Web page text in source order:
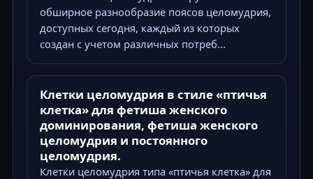
обширное разнообразие поясов целомудрия,
доступных сегодня, каждый из которых
создан с учетом различных потреб...
Клетки целомудрия в стиле «птичья
клетка» для фетиша женского
доминирования, фетиша женского
целомудрия и постоянного
целомудрия.
Клетки целомудрия типа «птичья клетка» для